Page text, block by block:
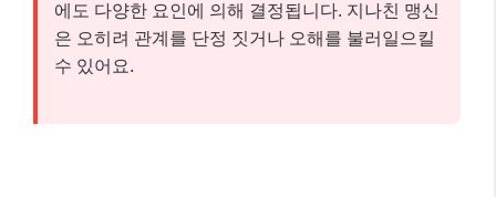
에도 다양한 요인에 의해 결정됩니다. 지나친 맹신
은 오히려 관계를 단정 짓거나 오해를 불러일으킬
수 있어요.